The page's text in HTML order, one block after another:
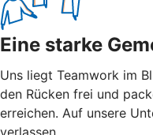
Eine starke
Uns liegt Teamwork im
den Rücken frei und
erreichen. Auf unsere